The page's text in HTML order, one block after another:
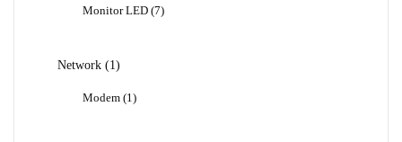
Monitor LED 77
Network 11
Modem 1 1